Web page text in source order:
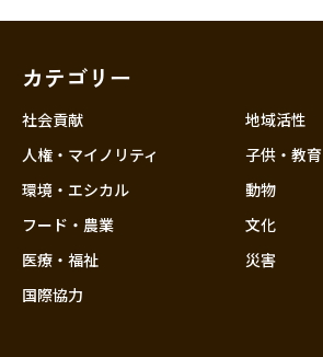
カテゴリー
社会貢献
人権・マイノリティ
環境・エシカル
フード・農業
医療・福祉
国際協力
地域活性
子供・教育
動物
文化
災害